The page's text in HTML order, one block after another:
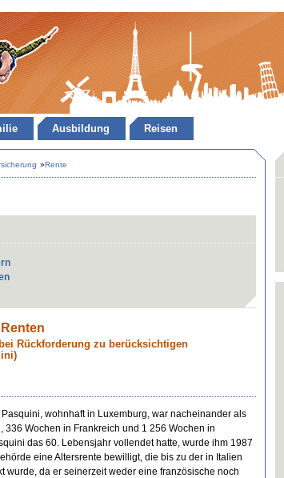
Ausbildung Reisen
»Rente
Rückforderung zu berücksichtigen
wohnhaft in Luxemburg, war nacheinander als
Wochen in Frankreich und 1 256 Wochen in
das 60. Lebensjahr vollendet hatte, wurde ihm 1987
eine Altersrente bewilligt, die bis zu der in Italien
wurde, da er seinerzeit weder eine französische noch